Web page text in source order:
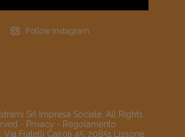
Follow Instagram
Srl Impresa Sociale, All Rights
- Privacy - Regolamento
Via Fratelli Cairoli 45, 20851 Lissone